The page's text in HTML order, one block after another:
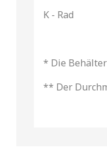
K - Rad
* Die
** Der